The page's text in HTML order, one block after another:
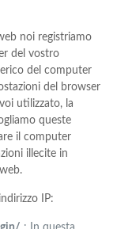
noi registriamo
del vostro
del computer
del browser
utilizzato, la
queste
il computer
illecite in
IP: